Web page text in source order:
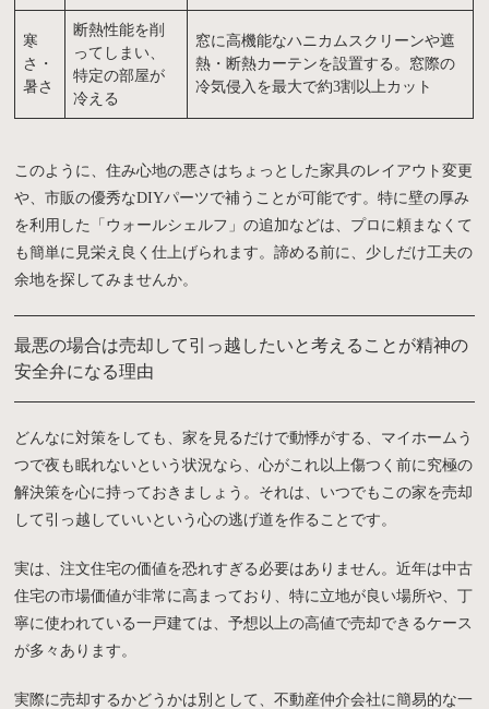
寒
さ・
暑さ
断熱性能を削
ってしまい、
特定の部屋が
冷える
窓に高機能なハニカムスクリーンや遮
熱・断熱カーテンを設置する。窓際の
冷気侵入を最大で約3割以上カット
このように、住み心地の悪さはちょっとした家具のレイアウト変更
や、市販の優秀なDIYパーツで補うことが可能です。特に壁の厚み
を利用した「ウォールシェルフ」の追加などは、プロに頼まなくて
も簡単に見栄え良く仕上げられます。諦める前に、少しだけ工夫の
余地を探してみませんか。
最悪の場合は売却して引っ越したいと考えることが精神の
安全弁になる理由
どんなに対策をしても、家を見るだけで動悸がする、マイホームう
つで夜も眠れないという状況なら、心がこれ以上傷つく前に究極の
解決策を心に持っておきましょう。それは、いつでもこの家を売却
して引っ越していいという心の逃げ道を作ることです。
実は、注文住宅の価値を恐れすぎる必要はありません。近年は中古
住宅の市場価値が非常に高まっており、特に立地が良い場所や、丁
寧に使われている一戸建ては、予想以上の高値で売却できるケース
が多々あります。
実際に売却するかどうかは別として、不動産仲介会社に簡易的な一